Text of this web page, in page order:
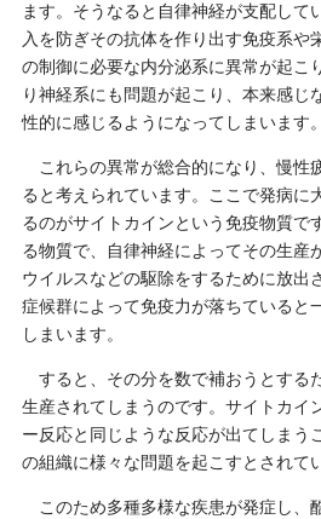
ます。そうなると自律神経が支配して
入を防ぎその抗体を作り出す免疫系や
の制御に必要な内分泌系に異常が起こ
り神経系にも問題が起こり、本来感じ
性的に感じるようになってしまいます。
これらの異常が総合的になり、慢性
ると考えられています。ここで発病に
るのがサイトカインという免疫物質で
る物質で、自律神経によってその生産
ウイルスなどの駆除をするために放出
症候群によって免疫力が落ちていると
しまいます。
すると、その分を数で補おうとする
生産されてしまうのです。サイトカイ
ー反応と同じような反応が出てしまう
の組織に様々な問題を起こすとされて
このため多種多様な疾患が発症し、